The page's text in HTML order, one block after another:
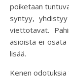
poiketaan
syntyy,
viettotavat.
asioista ei
lisää.
Kenen